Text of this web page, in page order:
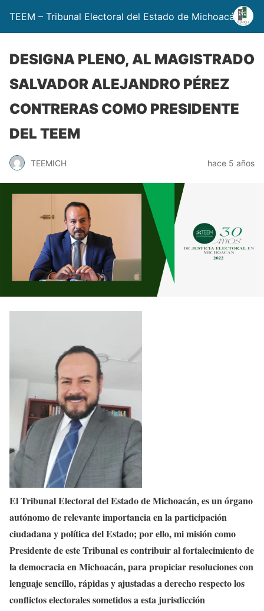
TEEM – Tribunal Electoral del Estado de Michoacán
DESIGNA PLENO, AL MAGISTRADO
SALVADOR ALEJANDRO PÉREZ
CONTRERAS COMO PRESIDENTE
DEL TEEM
TEEMICH hace 5 años
El Tribunal Electoral del Estado de Michoacán, es un órgano
autónomo de relevante importancia en la participación
ciudadana y política del Estado; por ello, mi misión como
Presidente de este Tribunal es contribuir al fortalecimiento de
la democracia en Michoacán, para propiciar resoluciones con
lenguaje sencillo, rápidas y ajustadas a derecho respecto los
conflictos electorales sometidos a esta jurisdicción